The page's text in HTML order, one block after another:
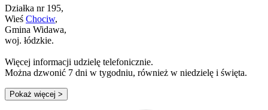
Działka nr 195,
Wieś Chociw,
Gmina Widawa,
woj. łódzkie.
Więcej informacji udzielę telefonicznie.
Można dzwonić 7 dni w tygodniu, również w niedzielę i święta.
Pokaż więcej >